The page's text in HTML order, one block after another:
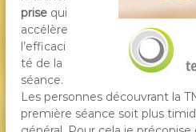
prise qui
accélère
l’efficaci
té de la
séance.
Les personnes découvrant la
première séance soit plus